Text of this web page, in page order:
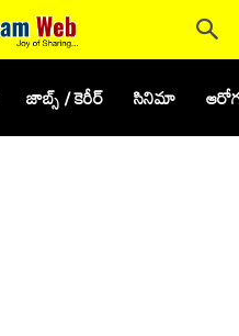
జాబ్స్ / కెరీర్ సినిమా